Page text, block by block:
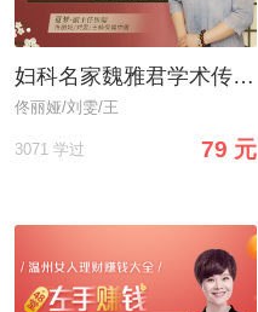
妇科名家魏雅君学术传承人：中医女科全说，美颜体+护宫巢+调脏腑，让你绽放第二春
佟丽娅/刘雯/王
3071 学过 79 元